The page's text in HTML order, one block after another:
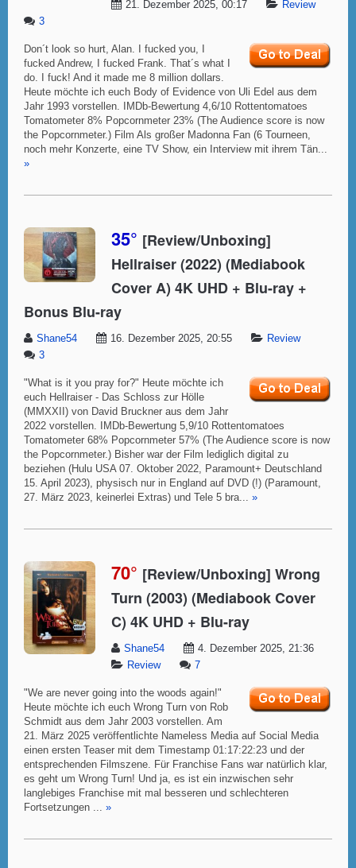
21. Dezember 2025, 00:17
Review
3
Don´t look so hurt, Alan. I fucked you, I
fucked Andrew, I fucked Frank. That´s what I
do. I fuck! And it made me 8 million dollars.
Heute möchte ich euch Body of Evidence von Uli Edel aus dem
Jahr 1993 vorstellen. IMDb-Bewertung 4,6/10 Rottentomatoes
Tomatometer 8% Popcornmeter 23% (The Audience score is now
the Popcornmeter.) Film Als großer Madonna Fan (6 Tourneen,
noch mehr Konzerte, eine TV Show, ein Interview mit ihrem Tän...
»
35° [Review/Unboxing]
Hellraiser (2022) (Mediabook
Cover A) 4K UHD + Blu-ray +
Bonus Blu-ray
Shane54 16. Dezember 2025, 20:55
Review
3
"What is it you pray for?" Heute möchte ich
euch Hellraiser - Das Schloss zur Hölle
(MMXXII) von David Bruckner aus dem Jahr
2022 vorstellen. IMDb-Bewertung 5,9/10 Rottentomatoes
Tomatometer 68% Popcornmeter 57% (The Audience score is now
the Popcornmeter.) Bisher war der Film lediglich digital zu
beziehen (Hulu USA 07. Oktober 2022, Paramount+ Deutschland
15. April 2023), physisch nur in England auf DVD (!) (Paramount,
27. März 2023, keinerlei Extras) und Tele 5 bra... »
70° [Review/Unboxing] Wrong
Turn (2003) (Mediabook Cover
C) 4K UHD + Blu-ray
Shane54
4. Dezember 2025, 21:36
Review
7
"We are never going into the woods again!"
Heute möchte ich euch Wrong Turn von Rob
Schmidt aus dem Jahr 2003 vorstellen. Am
21. März 2025 veröffentlichte Nameless Media auf Social Media
einen ersten Teaser mit dem Timestamp 01:17:22:23 und der
entsprechenden Filmszene. Für Franchise Fans war natürlich klar,
es geht um Wrong Turn! Und ja, es ist ein inzwischen sehr
langlebiges Franchise mit mal besseren und schlechteren
Fortsetzungen ... »